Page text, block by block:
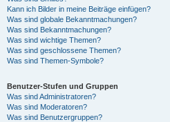
Kann ich Bilder in meine Beiträge einfügen?
Was sind globale Bekanntmachungen?
Was sind Bekanntmachungen?
Was sind wichtige Themen?
Was sind geschlossene Themen?
Was sind Themen-Symbole?
Benutzer-Stufen und Gruppen
Was sind Administratoren?
Was sind Moderatoren?
Was sind Benutzergruppen?